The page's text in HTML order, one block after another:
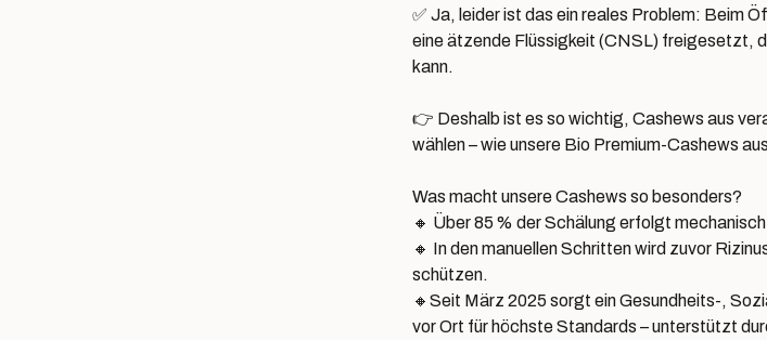
✅ Ja, leider ist das ein reales Problem: Beim
eine ätzende Flüssigkeit (CNSL) freigesetzt,
kann.
👉 Deshalb ist es so wichtig, Cashews aus
wählen – wie unsere Bio Premium-Cashews
Was macht unsere Cashews so besonders?
🔸 Über 85 % der Schälung erfolgt mechanisch
🔸 In den manuellen Schritten wird zuvor
schützen.
🔸Seit März 2025 sorgt ein Gesundheits-,
vor Ort für höchste Standards – unterstützt